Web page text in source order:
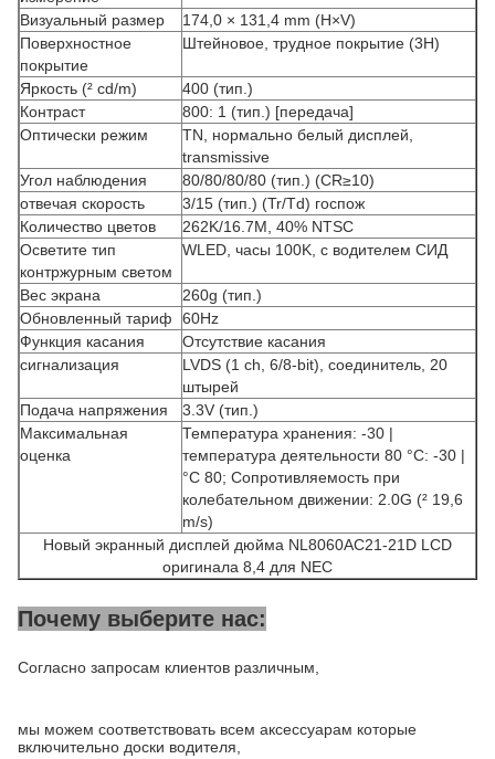
Визуальный размер
174,0 × 131,4 mm (H×V)
Поверхностное
покрытие
Штейновое, трудное покрытие (3H)
Яркость (² cd/m)
400 (тип.)
Контраст
800: 1 (тип.) [передача]
Оптически режим
TN, нормально белый дисплей,
transmissive
Угол наблюдения
80/80/80/80 (тип.) (CR≥10)
отвечая скорость
3/15 (тип.) (Tr/Td) госпож
Количество цветов
262K/16.7M, 40% NTSC
Осветите тип
контржурным светом
WLED, часы 100K, с водителем СИД
Вес экрана
260g (тип.)
Обновленный тариф
60Hz
Функция касания
Отсутствие касания
сигнализация
LVDS (1 ch, 6/8-bit), соединитель, 20
штырей
Подача напряжения
3.3V (тип.)
Максимальная
оценка
Температура хранения: -30 |
температура деятельности 80 °C: -30 |
°C 80; Сопротивляемость при
колебательном движении: 2.0G (² 19,6
m/s)
Новый экранный дисплей дюйма NL8060AC21-21D LCD
оригинала 8,4 для NEC
Почему выберите нас:
Согласно запросам клиентов различным,
мы можем соответствовать всем аксессуарам которые
включительно доски водителя,